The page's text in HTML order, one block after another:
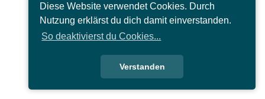
Diese Website verwendet Cookies. Durch
Nutzung erklärst du dich damit einverstanden.
So deaktivierst du Cookies...
Verstanden
am Ende der Woche also noch was übrig ist,
“darf” ich mir auch hin und wieder was leisten,
spare auf etwas “größeres” (wie z.B. ein paar
Meter Stoff oder eine Bestellung an Wolle).